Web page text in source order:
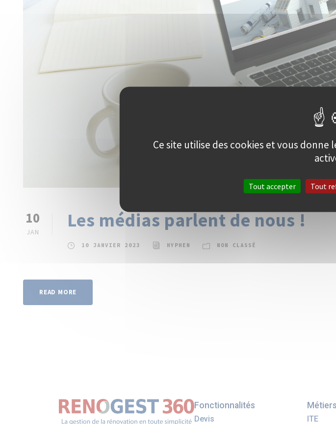
10
JAN
Les médias parlent de nous !
10 JANVIER 2023 HYPHEN NON CLASSÉ
READ MORE
Fonctionnalités
Devis
Métiers
ITE
Ce site utilise des cookies et vous
Tout accepter Tout